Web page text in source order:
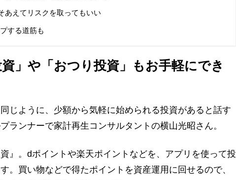
あえてリスクを取ってもいい
する道筋も
資」や「おつり投資」もお手軽にでき
同じように、少額から気軽に始められる投資があると話す
ランナーで家計再生コンサルタントの横山光昭さん。
資』。dポイントや楽天ポイントなどを、アプリを使って投
。買い物などで得たポイントを資産運用に回せるので、